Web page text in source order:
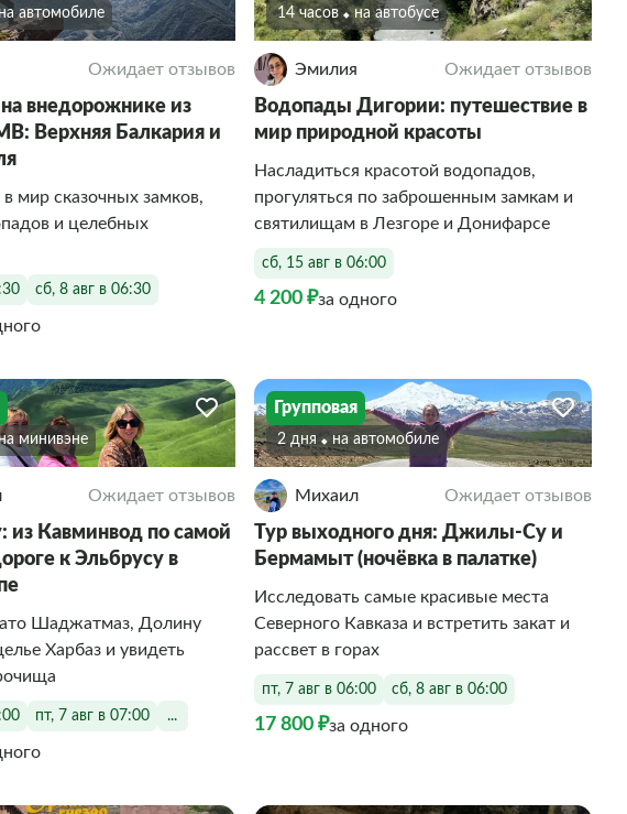
На автомобиле
Ожидает отзывов
внедорожнике из
Верхняя Балкария и
в мир сказочных замков,
и целебных
сб, 8 авг в 06:30
14 часов На автобусе
Эмилия Ожидает отзывов
Водопады Дигории: путешествие в
мир природной красоты
Насладиться красотой водопадов,
прогуляться по заброшенным замкам и
святилищам в Лезгоре и Донифарсе
сб, 15 авг в 06:00
4 200 ₽за одного
На минивэне
Ожидает отзывов
Кавминвод по самой
к Эльбрусу в
Шаджатмаз, Долину
Харбаз и увидеть
пт, 7 авг в 07:00 ...
Групповая
2 дня На автомобиле
Михаил Ожидает отзывов
Тур выходного дня: Джилы-Су и
Бермамыт (ночёвка в палатке)
Исследовать самые красивые места
Северного Кавказа и встретить закат и
рассвет в горах
пт, 7 авг в 06:00 сб, 8 авг в 06:00
17 800 ₽за одного